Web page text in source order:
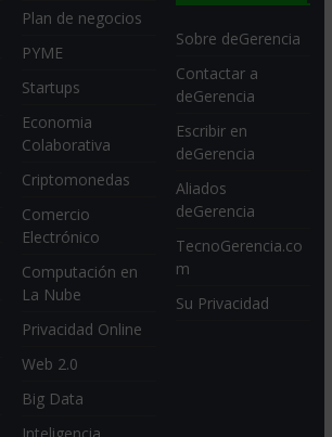
Plan de negocios
PYME
Startups
Economia
Colaborativa
Criptomonedas
Comercio
Electrónico
Computación en
La Nube
Privacidad Online
Web 2.0
Big Data
Sobre deGerencia
Contactar a
deGerencia
Escribir en
deGerencia
Aliados
deGerencia
TecnoGerencia.co
m
Su Privacidad